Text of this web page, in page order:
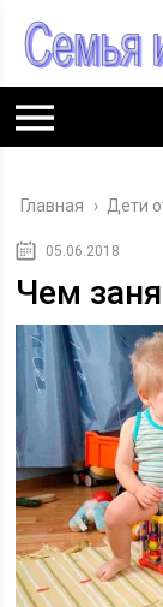
Главная › Дети
05.06.2018
Чем